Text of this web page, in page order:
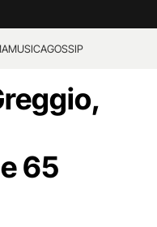
MUSICAGOSSIP
65